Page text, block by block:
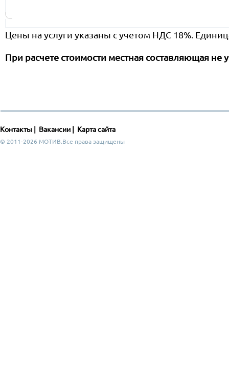
Цены на услуги указаны с учетом НДС 18%.
При расчете стоимости местная составляющая не
Контакты Вакансии Карта сайта
© 2011-2026 МОТИВ.Все права защищены